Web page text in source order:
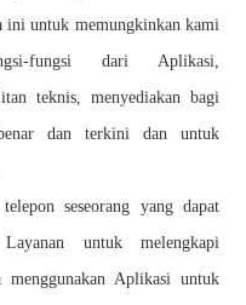
ini untuk memungkinkan kami
fungsi dari Aplikasi,
teknis, menyediakan bagi
dan terkini dan untuk
seseorang yang dapat
untuk melengkapi
menggunakan Aplikasi untuk